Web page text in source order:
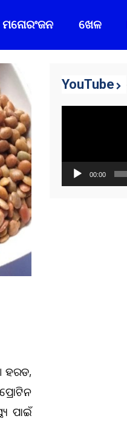
ମନୋରଂଜନ ଖେଳ
ହରଡ,
ପାଇଁ
YouTube
00:00